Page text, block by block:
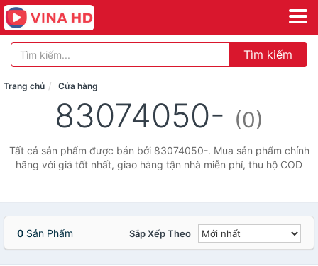
Tìm kiếm
Trang chủ Cửa hàng
83074050- (0)
Tất cả sản phẩm được bán bởi 83074050-. Mua sản phẩm chính
hãng với giá tốt nhất, giao hàng tận nhà miễn phí, thu hộ COD
0 Sản Phẩm Sắp Xếp Theo